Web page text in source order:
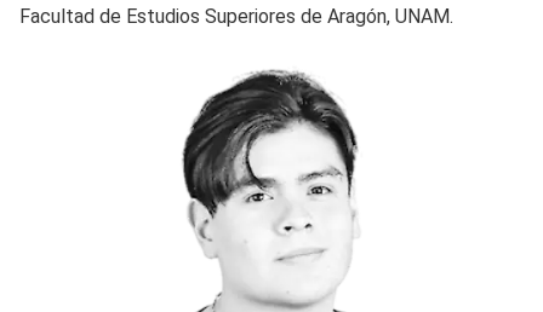
Facultad de Estudios Superiores de Aragón, UNAM.